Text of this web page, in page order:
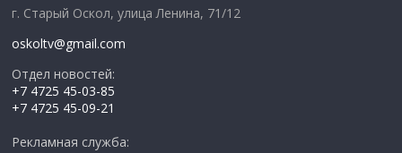
г. Старый Оскол, улица Ленина, 71/12
oskoltv@gmail.com
Отдел новостей:
+7 4725 45-03-85
+7 4725 45-09-21
Рекламная служба: